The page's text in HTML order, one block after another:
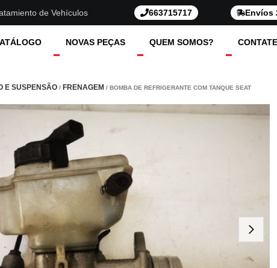
de Vehículos 663715717 Envíos
NOVAS PEÇAS QUEM SOMOS?
E SUSPENSÃO / FRENAGEM / BOMBA DE REFRIGERANTE COM TANQUE SEAT